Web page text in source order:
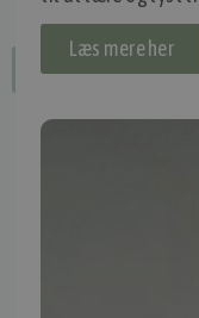
Fortryd dit køb
Læs mere her